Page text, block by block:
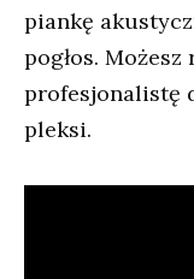
piankę
pogłos.
profesjonalistę
pleksi.